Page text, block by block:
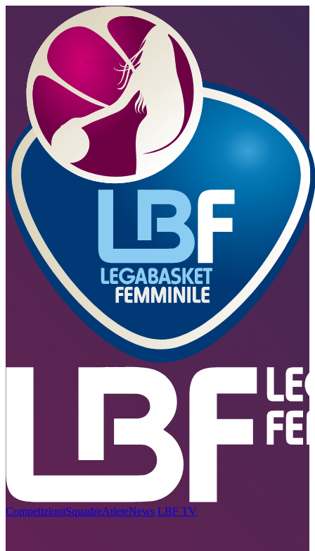
CompetizioniSquadreAtleteNews LBF TV